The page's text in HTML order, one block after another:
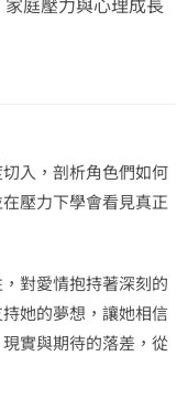
入，剖析角色們如何
壓力下學會看見真正
對愛情抱持著深刻的
她的夢想，讓她相信
實與期待的落差，從